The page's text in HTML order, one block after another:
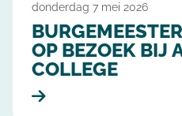
OP BEZOEK BIJ
COLLEGE
donderdag 7 mei 2026